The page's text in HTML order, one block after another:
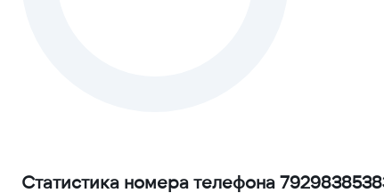
Статистика номера телефона